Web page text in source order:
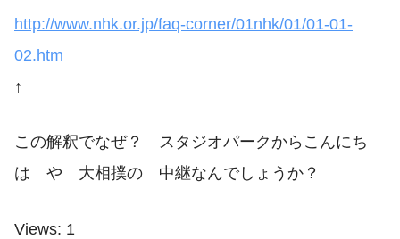
http://www.nhk.or.jp/faq-corner/01nhk/01/01-01-
02.htm
↑
この解釈でなぜ？ スタジオパークからこんにち
は や 大相撲の 中継なんでしょうか？
Views: 1